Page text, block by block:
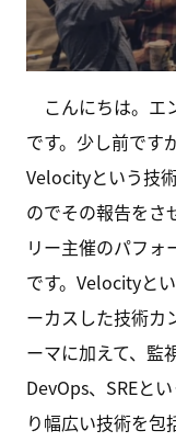
こんにちは。エ
です。少し前です
Velocityという技
のでその報告をさ
リー主催のパフォ
です。Velocityと
ーカスした技術カ
ーマに加えて、監
DevOps、SREと
り幅広い技術を包